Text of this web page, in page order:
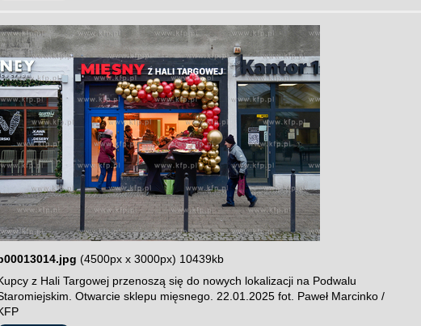
(4500px x 3000px) 10439kb
z Hali Targowej przenoszą się do nowych lokalizacji na Podwalu
Otwarcie sklepu mięsnego. 22.01.2025 fot. Paweł Marcinko /